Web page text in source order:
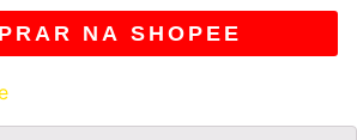
NA SHOPEE